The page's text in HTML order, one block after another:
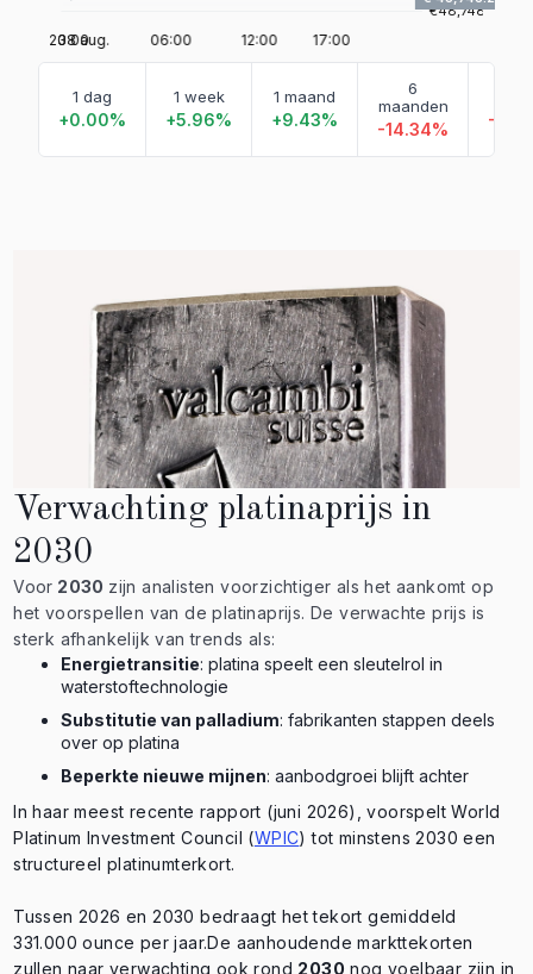
1 dag
+0.00%
1 week
+5.96%
1 maand
+9.43%
6
maanden
-14.34% -
Verwachting platinaprijs in
2030
Voor 2030 zijn analisten voorzichtiger als het aankomt op
het voorspellen van de platinaprijs. De verwachte prijs is
sterk afhankelijk van trends als:
Energietransitie: platina speelt een sleutelrol in
waterstoftechnologie
Substitutie van palladium: fabrikanten stappen deels
over op platina
Beperkte nieuwe mijnen: aanbodgroei blijft achter
In haar meest recente rapport (juni 2026), voorspelt World
Platinum Investment Council (WPIC) tot minstens 2030 een
structureel platinumterkort.
Tussen 2026 en 2030 bedraagt het tekort gemiddeld
331.000 ounce per jaar.De aanhoudende markttekorten
zullen naar verwachting ook rond 2030 nog voelbaar zijn in